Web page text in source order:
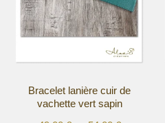
options
peuvent
être
sur
pageBracelet lanière cuir de
vachette vert sapin